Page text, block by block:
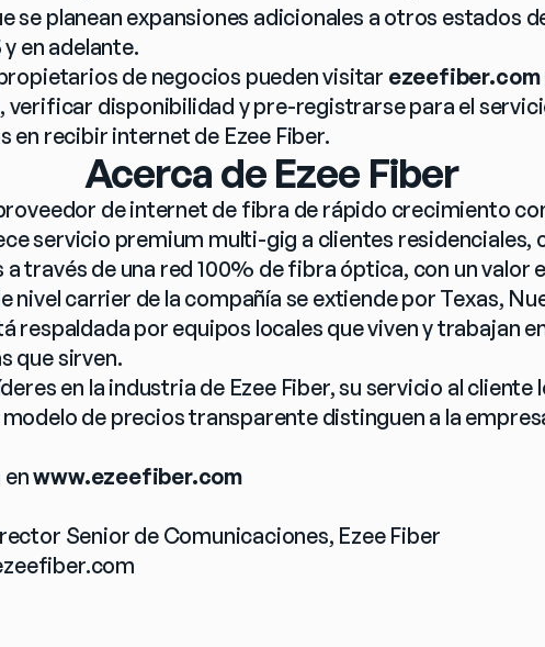
se planean expansiones adicionales a otros estados
en adelante.
de negocios pueden visitar ezeefiber.com
disponibilidad y pre-registrarse para el
en recibir internet de Ezee Fiber.
Acerca de Ezee Fiber
de internet de fibra de rápido crecimiento
servicio premium multi-gig a clientes residenciales,
través de una red 100% de fibra óptica, con un valor
nivel carrier de la compañía se extiende por Texas,
respaldada por equipos locales que viven y trabajan
que sirven.
en la industria de Ezee Fiber, su servicio al cliente
de precios transparente distinguen a la
en www.ezeefiber.com
Senior de Comunicaciones, Ezee Fiber